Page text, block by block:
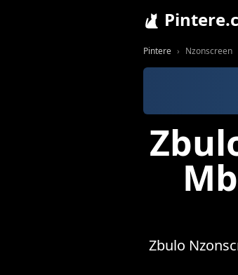
Pintere Nzonscreen
Zbulo